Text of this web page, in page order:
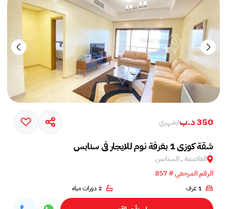
350 د.ب /شهري
شقة كوزي 1 بغرفة نوم للايجار في سنابس
العاصمة , السنابس
الرقم المرجعي # 857
1 غرف 2 دورات مياه